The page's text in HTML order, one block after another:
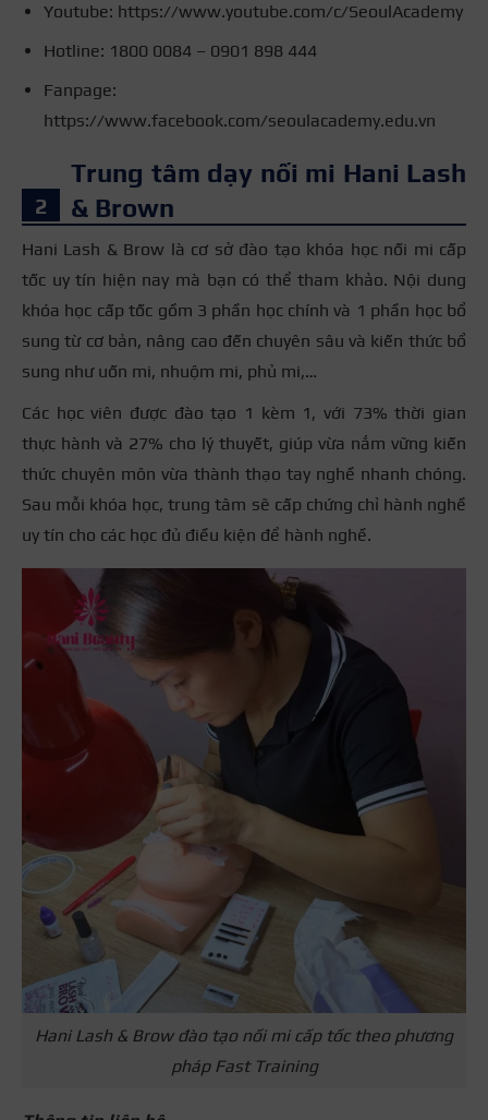
Youtube: https://www.youtube.com/c/SeoulAcademy
Hotline: 1800 0084 – 0901 898 444
Fanpage:
https://www.facebook.com/seoulacademy.edu.vn
Trung tâm dạy nối mi Hani Lash
& Brown
Hani Lash & Brow là cơ sở đào tạo khóa học nối mi cấp
tốc uy tín hiện nay mà bạn có thể tham khảo. Nội dung
khóa học cấp tốc gồm 3 phần học chính và 1 phần học bổ
sung từ cơ bản, nâng cao đến chuyên sâu và kiến thức bổ
sung như uốn mi, nhuộm mi, phủ mi,…
Các học viên được đào tạo 1 kèm 1, với 73% thời gian
thực hành và 27% cho lý thuyết, giúp vừa nắm vững kiến
thức chuyên môn vừa thành thạo tay nghề nhanh chóng.
Sau mỗi khóa học, trung tâm sẽ cấp chứng chỉ hành nghề
uy tín cho các học đủ điều kiện để hành nghề.
Hani Lash & Brow đào tạo nối mi cấp tốc theo phương
pháp Fast Training